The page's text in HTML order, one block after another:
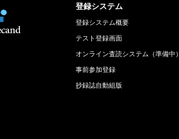
登録システム
登録システム概要
テスト登録画面
オンライン査読システム（準備中）
事前参加登録
抄録誌自動組版